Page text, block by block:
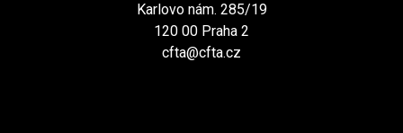
Karlovo nám. 285/19
120 00 Praha 2
cfta@cfta.cz